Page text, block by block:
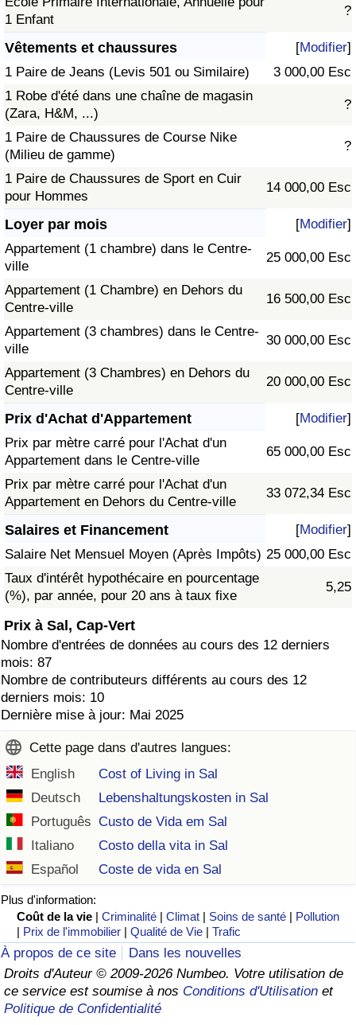
1 Enfant
?
Vêtements et chaussures [Modifier]
1 Paire de Jeans (Levis 501 ou Similaire)
3 000,00 Esc
1 Robe d'été dans une chaîne de magasin
(Zara, H&M, ...)
?
1 Paire de Chaussures de Course Nike
(Milieu de gamme)
?
1 Paire de Chaussures de Sport en Cuir
pour Hommes
14 000,00 Esc
Loyer par mois [Modifier]
Appartement (1 chambre) dans le Centre-
ville
25 000,00 Esc
Appartement (1 Chambre) en Dehors du
Centre-ville
16 500,00 Esc
Appartement (3 chambres) dans le Centre-
ville
30 000,00 Esc
Appartement (3 Chambres) en Dehors du
Centre-ville
20 000,00 Esc
Prix d'Achat d'Appartement [Modifier]
Prix par mètre carré pour l'Achat d'un
Appartement dans le Centre-ville
65 000,00 Esc
Prix par mètre carré pour l'Achat d'un
Appartement en Dehors du Centre-ville
33 072,34 Esc
Salaires et Financement [Modifier]
Salaire Net Mensuel Moyen (Après Impôts) 25 000,00 Esc
Taux d'intérêt hypothécaire en pourcentage
(%), par année, pour 20 ans à taux fixe
5,25
Prix à Sal, Cap-Vert
Nombre d'entrées de données au cours des 12 derniers
mois: 87
Nombre de contributeurs différents au cours des 12
derniers mois: 10
Dernière mise à jour: Mai 2025
Cette page dans d'autres langues:
English
Cost of Living in Sal
Deutsch
Lebenshaltungskosten in Sal
Português Custo de Vida em Sal
Italiano
Costo della vita in Sal
Español
Coste de vida en Sal
Plus d'information:
Coût de la vie |Criminalité |Climat | Soins de santé | Pollution
| Prix de l'immobilier |Qualité de Vie |Trafic
À propos de ce site
Dans les nouvelles
Droits d'Auteur © 2009-2026 Numbeo. Votre utilisation de
ce service est soumise à nos Conditions d'Utilisation et
Politique de Confidentialité